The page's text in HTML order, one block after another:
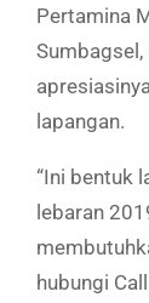
Pertamina
lapangan.
“Ini bentuk
lebaran
hubungi